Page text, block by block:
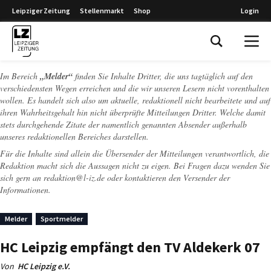
Leipziger Zeitung Stellenmarkt Shop Login
Im Bereich „Melder“ finden Sie Inhalte Dritter, die uns tagtäglich auf den
verschiedensten Wegen erreichen und die wir unseren Lesern nicht vorenthalten
wollen. Es handelt sich also um aktuelle, redaktionell nicht bearbeitete und auf
ihren Wahrheitsgehalt hin nicht überprüfte Mitteilungen Dritter. Welche damit
stets durchgehende Zitate der namentlich genannten Absender außerhalb
unseres redaktionellen Bereiches darstellen.
Für die Inhalte sind allein die Übersender der Mitteilungen verantwortlich, die
Redaktion macht sich die Aussagen nicht zu eigen. Bei Fragen dazu wenden Sie
sich gern an redaktion@l-iz.de oder kontaktieren den Versender der
Informationen.
Melder Sportmelder
HC Leipzig empfängt den TV Aldekerk 07
Von HC Leipzig e.V.